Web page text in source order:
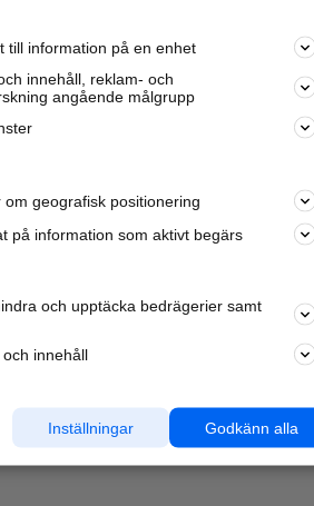
till information på en enhet
innehåll, reklam- och
angående målgrupp
geografisk positionering
på information som aktivt begärs
och upptäcka bedrägerier samt
innehåll
Godkänn alla
Inställningar